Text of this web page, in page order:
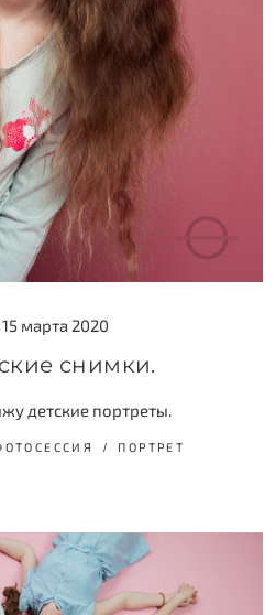
15 марта 2020
снимки.
детские портреты.
ПОРТРЕТ